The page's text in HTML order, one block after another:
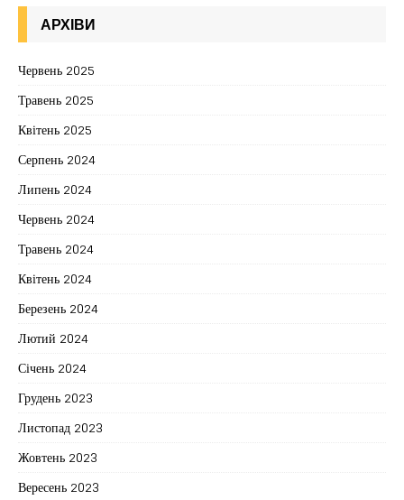
АРХІВИ
Червень 2025
Травень 2025
Квітень 2025
Серпень 2024
Липень 2024
Червень 2024
Травень 2024
Квітень 2024
Березень 2024
Лютий 2024
Січень 2024
Грудень 2023
Листопад 2023
Жовтень 2023
Вересень 2023